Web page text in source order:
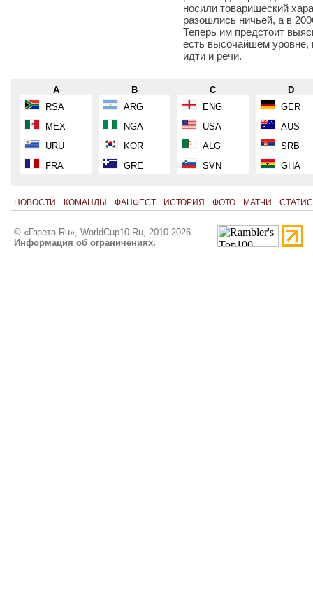
носили товарищеский
разошлись ничьей, а в
Теперь им предстоит
есть высочайшем уровне,
идти и речи.
A
RSA
MEX
URU
FRA
B
ARG
NGA
KOR
GRE
C
ENG
USA
ALG
SVN
D
GER
AUS
SRB
GHA
НОВОСТИ КОМАНДЫ ФАНФЕСТ ИСТОРИЯ ФОТО МАТЧИ
© «Газета.Ru», WorldCup10.Ru, 2010-2026.
Информация об ограничениях.